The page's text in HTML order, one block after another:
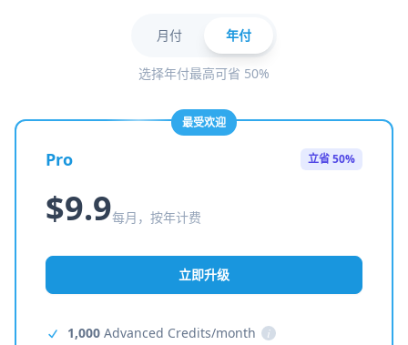
月付 年付
选择年付最高可省 50%
最受欢迎
Pro 立省 50%
$9.9每月，按年计费
立即升级
1,000 Advanced Credits/month
i